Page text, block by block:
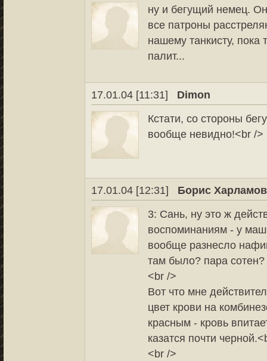
ну и бегущий немец.
все патроны
нашему танкисту, пока
палит...
17.01.04 [11:31]
Dimon
Кстати, со стороны
вообще невидно!<br />
17.01.04 [12:31]
Борис Харламов
3: Сань, ну это ж
воспоминаниям - у
вообще разнесло
там было? пара сотен?
<br />
Вот что мне
цвет крови на
красным - кровь
казатся почти
<br />